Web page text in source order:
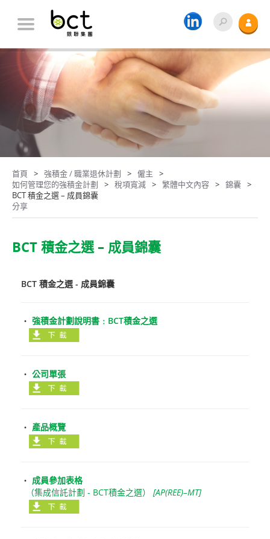
首頁 強積金 / 職業退休計劃
僱主
如何管理您的強積金計劃
稅項寬減 繁體中文內容
錦囊
BCT 積金之選 – 成員錦囊
分享
BCT 積金之選 – 成員錦囊
BCT 積金之選 - 成員錦囊
‧ 強積金計劃說明書﹕BCT積金之選
‧ 公司單張
‧ 產品概覽
‧ 成員參加表格
（集成信託計劃 - BCT積金之選）
[AP(REE)–MT]